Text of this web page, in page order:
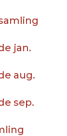
jan.
aug.
sep.